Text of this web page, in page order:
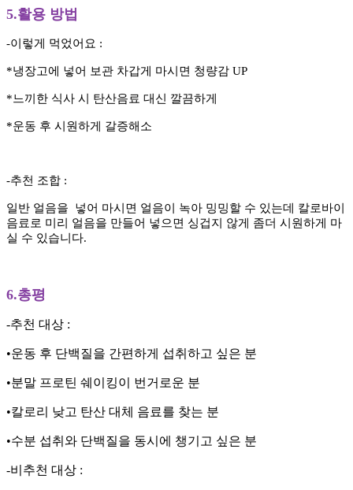
5.활용 방법
-이렇게 먹었어요 :
*냉장고에 넣어 보관 차갑게 마시면 청량감 UP
*느끼한 식사 시 탄산음료 대신 깔끔하게
*운동 후 시원하게 갈증해소
-추천 조합 :
일반 얼음을 넣어 마시면 얼음이 녹아 밍밍할 수 있는데 칼로바이
음료로 미리 얼음을 만들어 넣으면 싱겁지 않게 좀더 시원하게 마
실 수 있습니다.
6.총평
-추천 대상 :
•운동 후 단백질을 간편하게 섭취하고 싶은 분
•분말 프로틴 쉐이킹이 번거로운 분
•칼로리 낮고 탄산 대체 음료를 찾는 분
•수분 섭취와 단백질을 동시에 챙기고 싶은 분
-비추천 대상 :